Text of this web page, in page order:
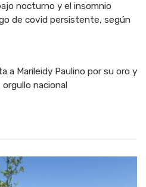
nocturno y el insomnio
de covid persistente, según
a Marileidy Paulino por su oro y
orgullo nacional